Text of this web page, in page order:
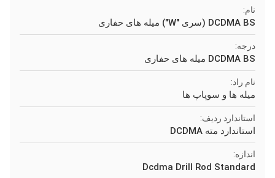
نام:
DCDMA BS (سری "W") میله های حفاری
درجه:
DCDMA BS میله های حفاری
نام راد:
میله ها و سوپاپ ها
استاندارد ردیف:
استاندارد مته DCDMA
اندازه:
Dcdma Drill Rod Standard